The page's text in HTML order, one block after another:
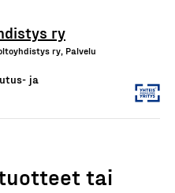
ry
ry, Palvelu
ja
tai